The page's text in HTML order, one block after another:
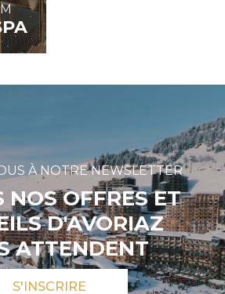
À NOTRE NEWSLETTER
NOS OFFRES ET
D'AVORIAZ
ATTENDENT
S'INSCRIRE